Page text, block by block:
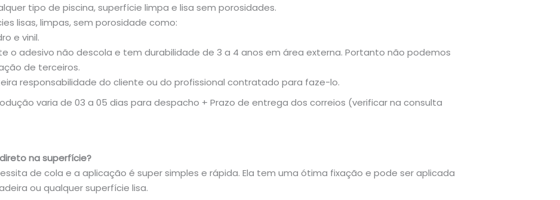
tipo de piscina, superfície limpa e lisa sem porosidades.
lisas, limpas, sem porosidade como:
e vinil.
o adesivo não descola e tem durabilidade de 3 a 4 anos em área externa. Portanto não podemos
de terceiros.
responsabilidade do cliente ou do profissional contratado para faze-lo.
varia de 03 a 05 dias para despacho + Prazo de entrega dos correios (verificar na consulta
na superfície?
de cola e a aplicação é super simples e rápida. Ela tem uma ótima fixação e pode ser aplicada
ou qualquer superfície lisa.